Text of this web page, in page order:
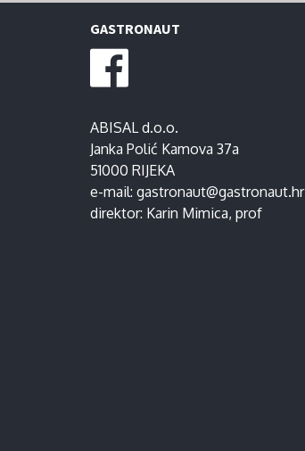
GASTRONAUT
ABISAL d.o.o.
Janka Polić Kamova 37a
51000 RIJEKA
e-mail: gastronaut@gastronaut.hr
direktor: Karin Mimica, prof